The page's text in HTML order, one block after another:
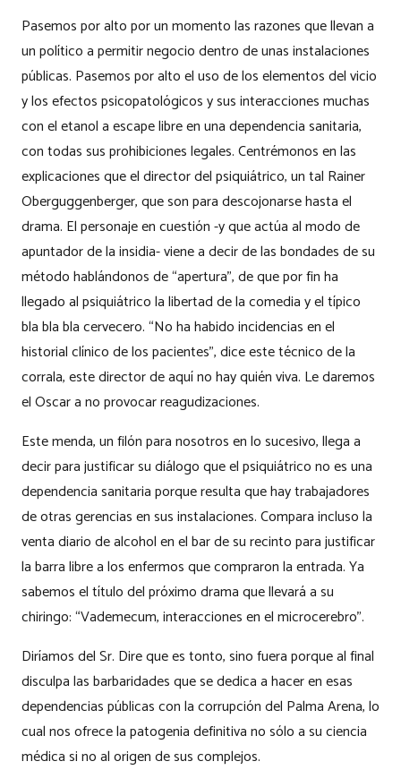
Pasemos por alto por un momento las razones que llevan a
un político a permitir negocio dentro de unas instalaciones
públicas. Pasemos por alto el uso de los elementos del vicio
y los efectos psicopatológicos y sus interacciones muchas
con el etanol a escape libre en una dependencia sanitaria,
con todas sus prohibiciones legales. Centrémonos en las
explicaciones que el director del psiquiátrico, un tal Rainer
Oberguggenberger, que son para descojonarse hasta el
drama. El personaje en cuestión -y que actúa al modo de
apuntador de la insidia- viene a decir de las bondades de su
método hablándonos de “apertura”, de que por fin ha
llegado al psiquiátrico la libertad de la comedia y el típico
bla bla bla cervecero. “No ha habido incidencias en el
historial clínico de los pacientes”, dice este técnico de la
corrala, este director de aquí no hay quién viva. Le daremos
el Oscar a no provocar reagudizaciones.
Este menda, un filón para nosotros en lo sucesivo, llega a
decir para justificar su diálogo que el psiquiátrico no es una
dependencia sanitaria porque resulta que hay trabajadores
de otras gerencias en sus instalaciones. Compara incluso la
venta diario de alcohol en el bar de su recinto para justificar
la barra libre a los enfermos que compraron la entrada. Ya
sabemos el título del próximo drama que llevará a su
chiringo: “Vademecum, interacciones en el microcerebro”.
Diríamos del Sr. Dire que es tonto, sino fuera porque al final
disculpa las barbaridades que se dedica a hacer en esas
dependencias públicas con la corrupción del Palma Arena, lo
cual nos ofrece la patogenia definitiva no sólo a su ciencia
médica si no al origen de sus complejos.